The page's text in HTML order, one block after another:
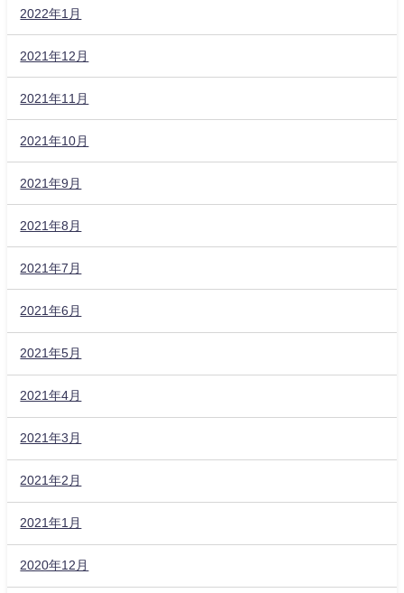
2022年1月
2021年12月
2021年11月
2021年10月
2021年9月
2021年8月
2021年7月
2021年6月
2021年5月
2021年4月
2021年3月
2021年2月
2021年1月
2020年12月